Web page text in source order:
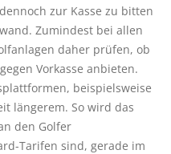
zur Kasse zu bitten
Zumindest bei allen
daher prüfen, ob
Vorkasse anbieten.
beispielsweise
längerem. So wird das
den Golfer
Tarifen sind, gerade im